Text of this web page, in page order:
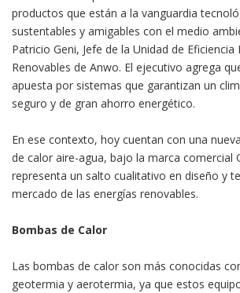
productos que están a la vanguardia
sustentables y amigables con el medio
Patricio Geni, Jefe de la Unidad de Eficiencia
Renovables de Anwo. El ejecutivo agrega
apuesta por sistemas que garantizan un
seguro y de gran ahorro energético.
En ese contexto, hoy cuentan con una
de calor aire-agua, bajo la marca comercial
representa un salto cualitativo en diseño y
mercado de las energías renovables.
Bombas de Calor
Las bombas de calor son más conocidas
geotermia y aerotermia, ya que estos